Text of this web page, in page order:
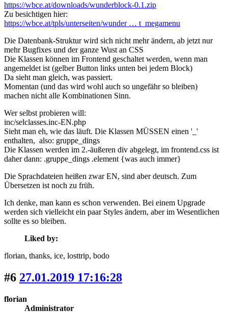
https://wbce.at/downloads/wunderblock-0.1.zip
Zu besichtigen hier:
https://wbce.at/tpls/unterseiten/wunder … t_megamenu
Die Datenbank-Struktur wird sich nicht mehr ändern, ab jetzt nur
mehr Bugfixes und der ganze Wust an CSS
Die Klassen können im Frontend geschaltet werden, wenn man
angemeldet ist (gelber Button links unten bei jedem Block)
Da sieht man gleich, was passiert.
Momentan (und das wird wohl auch so ungefähr so bleiben)
machen nicht alle Kombinationen Sinn.
Wer selbst probieren will:
inc/selclasses.inc-EN.php
Sieht man eh, wie das läuft. Die Klassen MÜSSEN einen '_'
enthalten, also: gruppe_dings
Die Klassen werden im 2.-äußeren div abgelegt, im frontend.css ist
daher dann: .gruppe_dings .element {was auch immer}
Die Sprachdateien heißen zwar EN, sind aber deutsch. Zum
Übersetzen ist noch zu früh.
Ich denke, man kann es schon verwenden. Bei einem Upgrade
werden sich vielleicht ein paar Styles ändern, aber im Wesentlichen
sollte es so bleiben.
Liked by:
florian, thanks, ice, losttrip, bodo
#6 27.01.2019 17:16:28
florian
Administrator